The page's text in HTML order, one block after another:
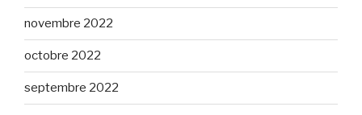
novembre 2022
octobre 2022
septembre 2022